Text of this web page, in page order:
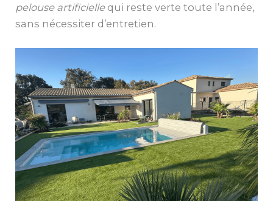
pelouse artificiellequi reste verte toute l’année,
sans nécessiter d’entretien.